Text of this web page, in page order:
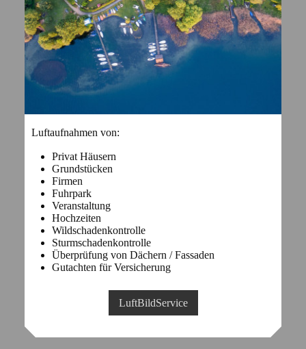
Luftaufnahmen von:
Privat Häusern
Grundstücken
Firmen
Fuhrpark
Veranstaltung
Hochzeiten
Wildschadenkontrolle
Sturmschadenkontrolle
Überprüfung von Dächern / Fassaden
Gutachten für Versicherung
LuftBildService